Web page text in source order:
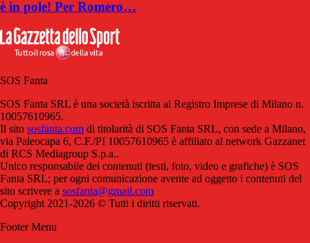
è in pole! Per Romero…
SOS Fanta
SOS Fanta SRL è una società iscritta al Registro Imprese di Milano n.
10057610965.
Il sito sosfanta.com di titolarità di SOS Fanta SRL, con sede a Milano,
via Paleocapa 6, C.F./PI 10057610965 è affiliato al network Gazzanet
di RCS Mediagroup S.p.a..
Unico responsabile dei contenuti (testi, foto, video e grafiche) è SOS
Fanta SRL; per ogni comunicazione avente ad oggetto i contenuti del
sito scrivere a sosfanta@gmail.com
Copyright 2021-2026 © Tutti i diritti riservati.
Footer Menu